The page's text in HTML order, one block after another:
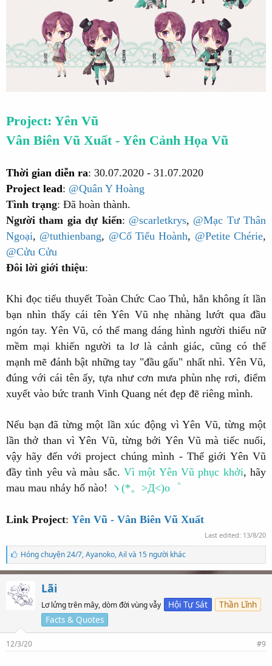
Project: Yên Vũ
Vân Biên Vũ Xuất - Yên Cảnh Họa Vũ
Thời gian diễn ra: 30.07.2020 - 31.07.2020
Project lead: @Quân Y Hoàng
Tình trạng: Đã hoàn thành.
Người tham gia dự kiến: @scarletkrys, @Mạc Tư Thân
Ngoại, @tuthienbang, @Cố Tiểu Hoành, @Petite Chérie,
@Cửu Cửu
Đôi lời giới thiệu:
Khi đọc tiểu thuyết Toàn Chức Cao Thủ, hẳn không ít lần
bạn nhìn thấy cái tên Yên Vũ nhẹ nhàng lướt qua đầu
ngón tay. Yên Vũ, có thể mang dáng hình người thiếu nữ
mềm mại khiến người ta lơ là cảnh giác, cũng có thể
mạnh mẽ đánh bật những tay "đầu gấu" nhất nhì. Yên Vũ,
đúng với cái tên ấy, tựa như cơn mưa phùn nhẹ rơi, điểm
xuyết vào bức tranh Vinh Quang nét đẹp đẽ riêng mình.
Nếu bạn đã từng một lần xúc động vì Yên Vũ, từng một
lần thở than vì Yên Vũ, từng bởi Yên Vũ mà tiếc nuối,
vậy hãy đến với project chúng mình - Thế giới Yên Vũ
đầy tình yêu và màu sắc. Vì một Yên Vũ phục khởi, hãy
mau mau nhảy hố nào! ヽ(*。>Д<)o゜
Link Project: Yên Vũ - Vân Biên Vũ Xuất
Last edited: 13/8/20
S
ố
l
ư
ợ
t
í
c
Hóng chuyện 24/7,Ayanoko,Ail và 15 người khác
Lãi
Lơ lửng trên mây, dòm đời vùng vẫy Hội Tự Sát
Thần Lĩnh
Facts & Quotes
12/3/20 #9